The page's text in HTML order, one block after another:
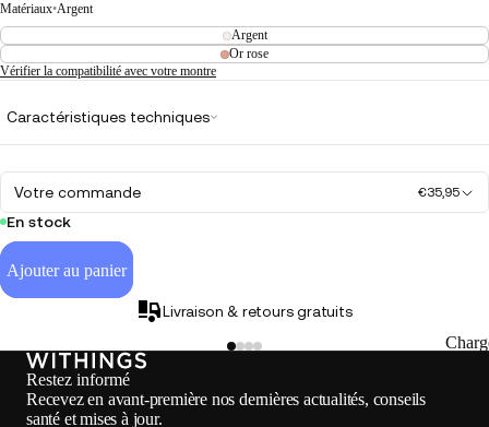
Matériaux•Argent
Argent
Or rose
Vérifier la compatibilité avec votre montre
Caractéristiques techniques
Votre commande €35,95
En stock
Ajouter au panier
Livraison & retours gratuits
Restez informé
Recevez en avant-première nos dernières actualités, conseils
santé et mises à jour.